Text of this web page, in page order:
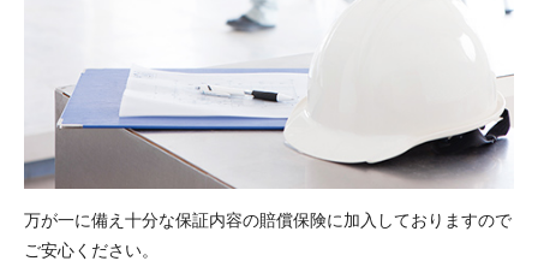
万が一に備え十分な保証内容の賠償保険に加入しておりますので
ご安心ください。